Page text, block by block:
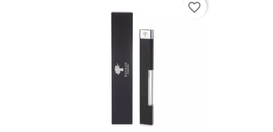
favorite_border